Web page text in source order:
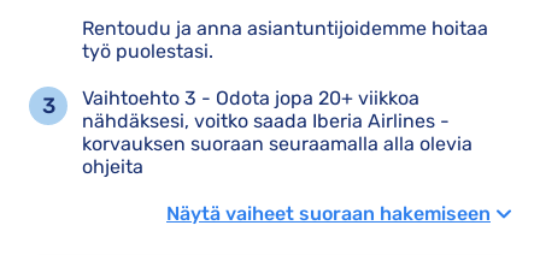
Rentoudu ja anna asiantuntijoidemme hoitaa
työ puolestasi.
Vaihtoehto 3 - Odota jopa 20+ viikkoa
nähdäksesi, voitko saada Iberia Airlines -
korvauksen suoraan seuraamalla alla olevia
ohjeita
Näytä vaiheet suoraan hakemiseen